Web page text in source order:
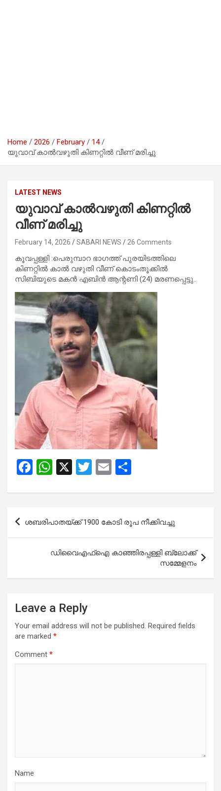
Home 2026 February
14
യുവാവ് കാൽവഴുതി കിണറ്റിൽ വീണ് മരിച്ചു
LATEST NEWS
യുവാവ് കാൽവഴുതി കിണറ്റിൽ
വീണ് മരിച്ചു
February 14, 2026 SABARI NEWS 26 Comments
കൂവപ്പള്ളി :പെരുമ്പാറ ഭാഗത്ത് പുരയിടത്തിലെ
കിണറ്റിൽ കാൽ വഴുതി വീണ് കൊടംതൂക്കിൽ
സിബിയുടെ മകൻ എബിൻ ആന്റണി (24) മരണപ്പെട്ടു..
F
ce
o
W
at
A
p
p
X
T
tt
er
E
ail ar
Post
ശബരിപാതയ്‌ക്ക്‌ 1900 കോടി രൂപ നീക്കിവച്ചു
ഡിവൈഎഫ്ഐ കാഞ്ഞിരപ്പള്ളി ബ്ലോക്ക്
സമ്മേളനം
Leave a Reply
Your email address will not be published. Required fields
are marked *
Comment *
Name